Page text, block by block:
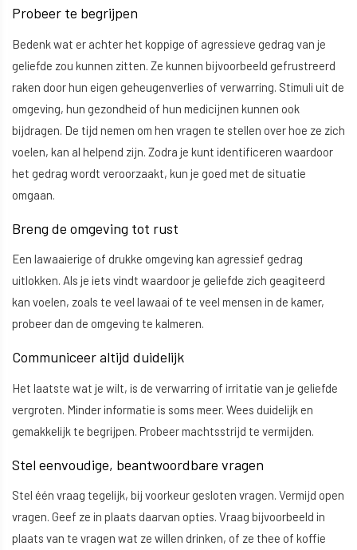
Probeer te begrijpen
Bedenk wat er achter het koppige of agressieve gedrag van je
geliefde zou kunnen zitten. Ze kunnen bijvoorbeeld gefrustreerd
raken door hun eigen geheugenverlies of verwarring. Stimuli uit de
omgeving, hun gezondheid of hun medicijnen kunnen ook
bijdragen. De tijd nemen om hen vragen te stellen over hoe ze zich
voelen, kan al helpend zijn. Zodra je kunt identificeren waardoor
het gedrag wordt veroorzaakt, kun je goed met de situatie
omgaan.
Breng de omgeving tot rust
Een lawaaierige of drukke omgeving kan agressief gedrag
uitlokken. Als je iets vindt waardoor je geliefde zich geagiteerd
kan voelen, zoals te veel lawaai of te veel mensen in de kamer,
probeer dan de omgeving te kalmeren.
Communiceer altijd duidelijk
Het laatste wat je wilt, is de verwarring of irritatie van je geliefde
vergroten. Minder informatie is soms meer. Wees duidelijk en
gemakkelijk te begrijpen. Probeer machtsstrijd te vermijden.
Stel eenvoudige, beantwoordbare vragen
Stel één vraag tegelijk, bij voorkeur gesloten vragen. Vermijd open
vragen. Geef ze in plaats daarvan opties. Vraag bijvoorbeeld in
plaats van te vragen wat ze willen drinken, of ze thee of koffie